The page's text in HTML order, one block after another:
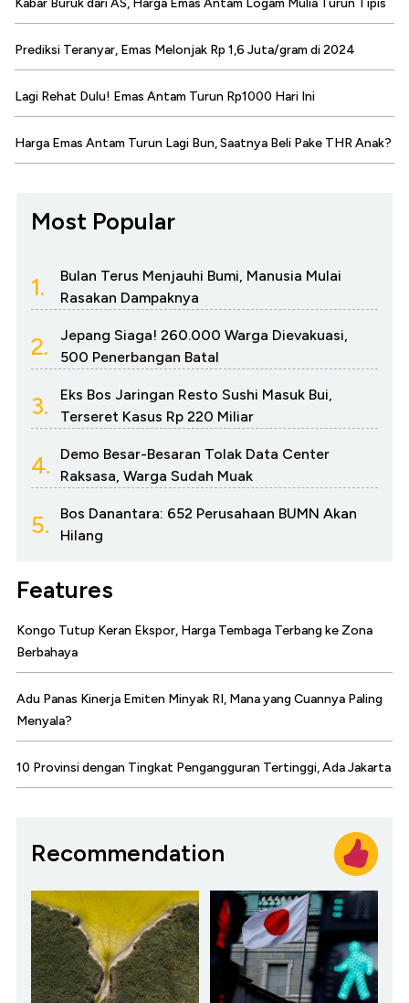
Prediksi Teranyar, Emas Melonjak Rp 1,6 Juta/gram di 2024
Lagi Rehat Dulu! Emas Antam Turun Rp1000 Hari Ini
Harga Emas Antam Turun Lagi Bun, Saatnya Beli Pake THR Anak?
Most Popular
1.
Bulan Terus Menjauhi Bumi, Manusia Mulai
Rasakan Dampaknya
2.
Jepang Siaga! 260.000 Warga Dievakuasi,
500 Penerbangan Batal
3.
Eks Bos Jaringan Resto Sushi Masuk Bui,
Terseret Kasus Rp 220 Miliar
4.
Demo Besar-Besaran Tolak Data Center
Raksasa, Warga Sudah Muak
5.
Bos Danantara: 652 Perusahaan BUMN Akan
Hilang
Features
Kongo Tutup Keran Ekspor, Harga Tembaga Terbang ke Zona
Berbahaya
Adu Panas Kinerja Emiten Minyak RI, Mana yang Cuannya Paling
Menyala?
10 Provinsi dengan Tingkat Pengangguran Tertinggi, Ada Jakarta
Recommendation